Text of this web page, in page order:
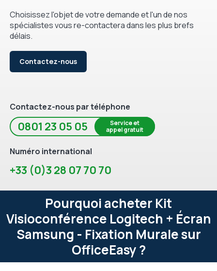
Choisissez l'objet de votre demande et l'un de nos
spécialistes vous re-contactera dans les plus brefs
délais.
Contactez-nous
Contactez-nous par téléphone
0801 23 05 05
Service et
appel gratuit
Numéro international
+33 (0)3 28 07 70 70
Pourquoi acheter Kit
Visioconférence Logitech + Écran
Samsung - Fixation Murale sur
OfficeEasy ?